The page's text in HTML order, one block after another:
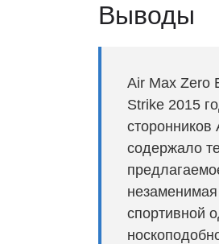
Выводы
Air Max Zero
Strike 2015
сторонников
содержало
спортивной